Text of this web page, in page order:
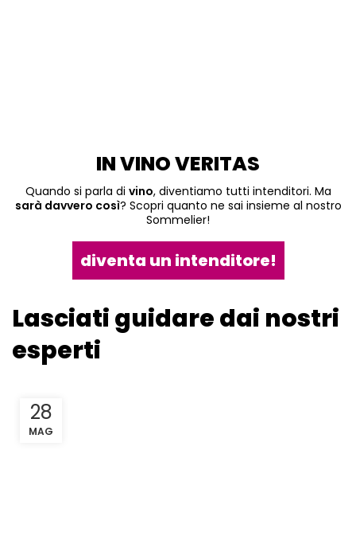
IN VINO VERITAS
Quando si parla di vino, diventiamo tutti intenditori. Ma
sarà davvero così? Scopri quanto ne sai insieme al nostro
Sommelier!
diventa un intenditore!
Lasciati guidare dai nostri
esperti
28
MAG